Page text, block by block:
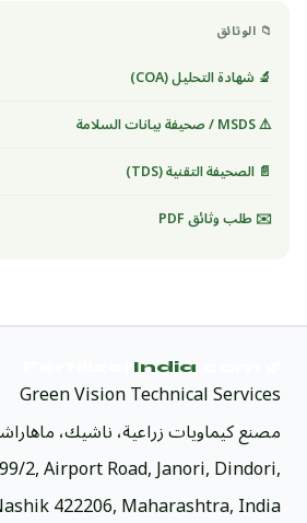
📁 الوثائق
🔬 شهادة التحليل (COA)
⚠️ MSDS / صحيفة بيانات السلامة
📄 الصحيفة التقنية (TDS)
✉️ طلب وثائق PDF
India
Green Vision Technical Services
مصنع كيماويات زراعية، ناشيك،
2, Airport Road, Janori, Dindori,
422206, Maharashtra, India